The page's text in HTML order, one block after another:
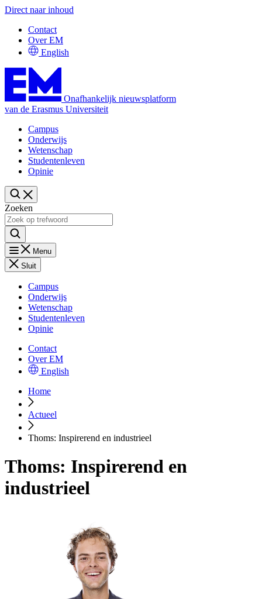
Direct naar inhoud
Contact
Over EM
English
Onafhankelijk nieuwsplatform
van de Erasmus Universiteit
Campus
Onderwijs
Wetenschap
Studentenleven
Opinie
Zoeken
Menu
Sluit
Campus
Onderwijs
Wetenschap
Studentenleven
Opinie
Contact
Over EM
English
Home
Actueel
Thoms: Inspirerend en industrieel
Thoms: Inspirerend en
industrieel